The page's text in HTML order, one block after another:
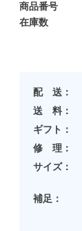
商品番号
在庫数
配 送：
送 料：
ギフト：
修 理：
サイズ：
補足：